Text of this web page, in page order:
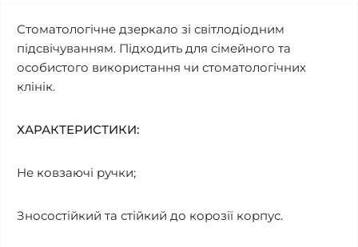
Стоматологічне дзеркало зі світлодіодним
підсвічуванням. Підходить для сімейного та
особистого використання чи стоматологічних
клінік.
ХАРАКТЕРИСТИКИ:
Не ковзаючі ручки;
Зносостійкий та стійкий до корозії корпус.